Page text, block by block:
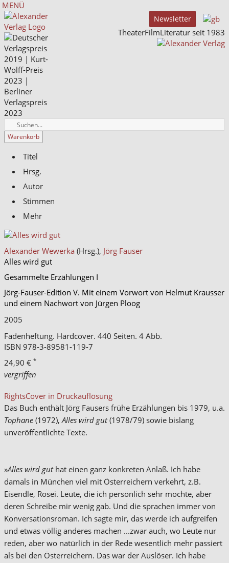
MENÜ
Newsletter
TheaterFilmLiteratur seit 1983
Warenkorb
Titel
Hrsg.
Autor
Stimmen
Mehr
Alexander Wewerka (Hrsg.), Jörg Fauser
Alles wird gut
Gesammelte Erzählungen I
Jörg-Fauser-Edition V. Mit einem Vorwort von Helmut Krausser
und einem Nachwort von Jürgen Ploog
2005
Fadenheftung. Hardcover. 440 Seiten. 4 Abb.
ISBN 978-3-89581-119-7
24,90 € *
vergriffen
RightsCover in Druckauflösung
Das Buch enthält Jörg Fausers frühe Erzählungen bis 1979, u.a.
Tophane (1972),Alles wird gut(1978/79) sowie bislang
unveröffentlichte Texte.
»Alles wird guthat einen ganz konkreten Anlaß. Ich habe
damals in München viel mit Österreichern verkehrt, z.B.
Eisendle, Rosei. Leute, die ich persönlich sehr mochte, aber
deren Schreibe mir wenig gab. Und die sprachen immer von
Konversationsroman. Ich sagte mir, das werde ich aufgreifen
und etwas völlig anderes machen ...zwar auch, wo Leute nur
reden, aber wo natürlich in der Rede wesentlich mehr passiert
als bei den Österreichern. Das war der Auslöser. Ich habe